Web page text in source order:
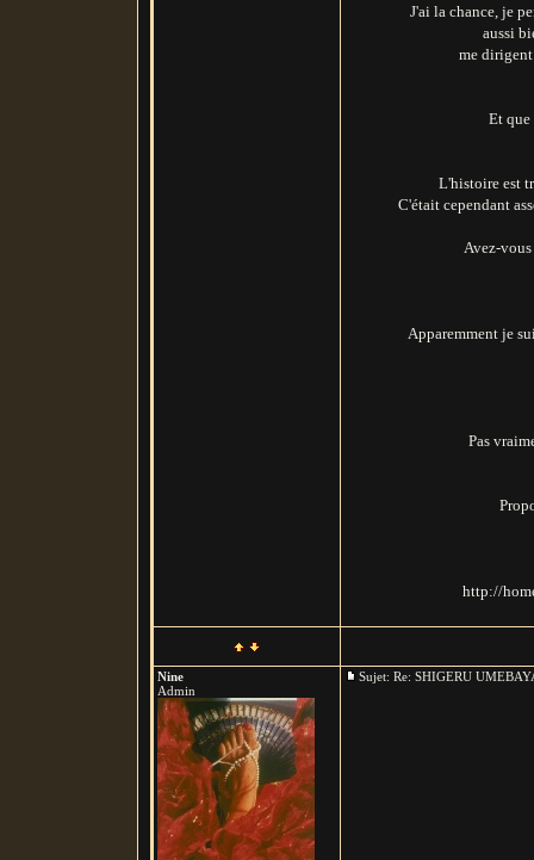
J'ai la chance, je
aussi
me
Et que
L'histoire est
C'était cependant
Avez-
Apparemment je
Pas
http://
Nine
Admin
Sujet: Re: SHIGERU